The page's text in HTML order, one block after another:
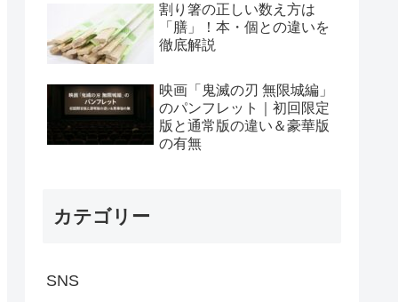
割り箸の正しい数え方は
「膳」！本・個との違いを
徹底解説
映画「鬼滅の刃 無限城編」
のパンフレット｜初回限定
版と通常版の違い＆豪華版
の有無
カテゴリー
SNS